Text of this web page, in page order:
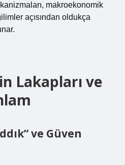
makroekonomik
açısından oldukça
Lakapları ve
ve Güven